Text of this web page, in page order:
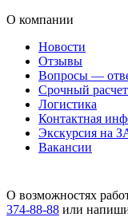
О компании
Новости
Отзывы
Вопросы —
Срочный
Логистика
Контактная
Экскурсия на
Вакансии
О возможностях
374-88-88 или